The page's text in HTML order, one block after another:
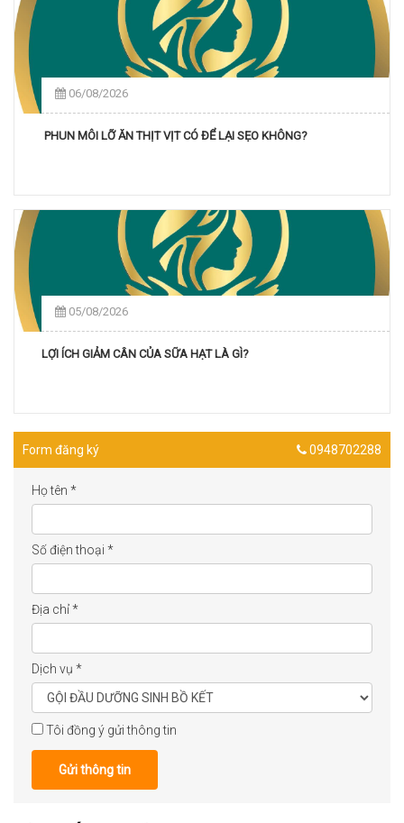
06/08/2026
PHUN MÔI LỠ ĂN THỊT VỊT CÓ ĐỂ LẠI SẸO KHÔNG?
05/08/2026
LỢI ÍCH GIẢM CÂN CỦA SỮA HẠT LÀ GÌ?
Form đăng ký 0948702288
Họ tên *
Số điện thoại *
Địa chỉ*
Dịch vụ *
Tôi đồng ý gửi thông tin
Gửi thông tin